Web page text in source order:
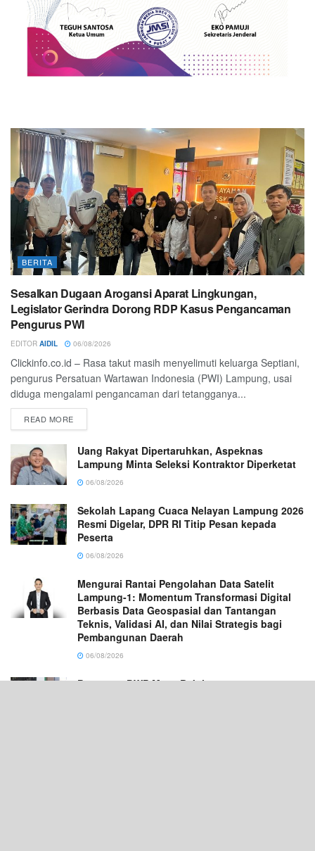
BERITA
Sesalkan Dugaan Arogansi Aparat Lingkungan,
Legislator Gerindra Dorong RDP Kasus Pengancaman
Pengurus PWI
EDITOR AIDIL 06/08/2026
Clickinfo.co.id – Rasa takut masih menyelimuti keluarga Septiani,
pengurus Persatuan Wartawan Indonesia (PWI) Lampung, usai
diduga mengalami pengancaman dari tetangganya...
READ MORE
Uang Rakyat Dipertaruhkan, Aspeknas
Lampung Minta Seleksi Kontraktor Diperketat
06/08/2026
Sekolah Lapang Cuaca Nelayan Lampung 2026
Resmi Digelar, DPR RI Titip Pesan kepada
Peserta
06/08/2026
Mengurai Rantai Pengolahan Data Satelit
Lampung-1: Momentum Transformasi Digital
Berbasis Data Geospasial dan Tantangan
Teknis, Validasi AI, dan Nilai Strategis bagi
Pembangunan Daerah
06/08/2026
Pengurus DWP Masa Bakti 2024–2029 se-